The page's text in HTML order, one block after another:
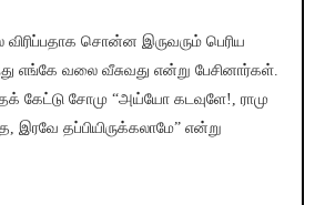
விரிப்பதாக சொன்ன இருவரும் பெரிய
எங்கே வலை வீசுவது என்று பேசினார்கள்.
கேட்டு சோமு “அய்யோ கடவுளே!, ராமு
தப்பியிருக்கலாமே” என்று